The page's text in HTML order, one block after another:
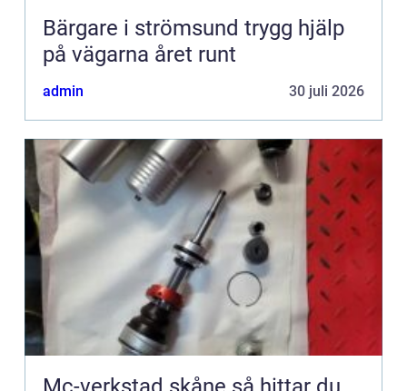
Bärgare i strömsund trygg hjälp
på vägarna året runt
admin 30 juli 2026